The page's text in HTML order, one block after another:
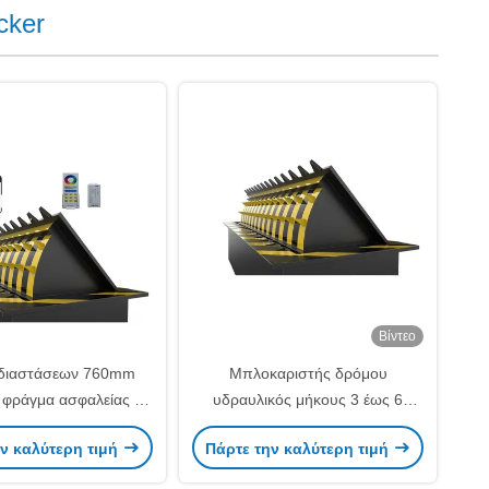
760mm
ασφαλείας με
Προστασία από τη
ασφάλεια
καλύτερη τιμή
Βίντεο
Μπλοκαριστής δρόμου
υδραυλικός μήκους 3 έως 6
μέτρων με ανύψωση 500mm και
λεπίδα διαστάσεων 30 επί 90mm,
Πάρτε την καλύτερη τιμή